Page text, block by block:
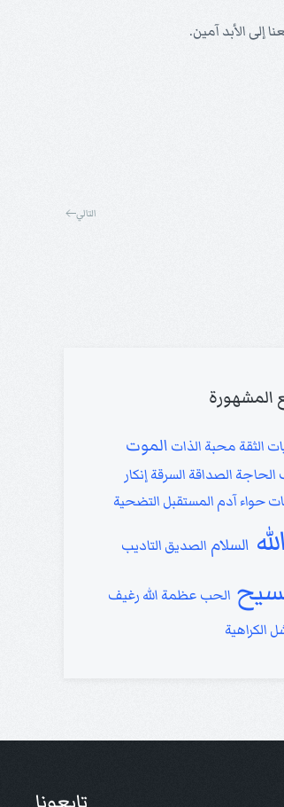
إلى الأبد آمين.
التالي
المشهورة
الثقة محبة الذات الموت
الحاجة الصداقة السرقةإنكار
حواءآدم المستقبل التضحية
الله السلام الصديق التاديب
الحب عظمة الله رغيف
الكراهية